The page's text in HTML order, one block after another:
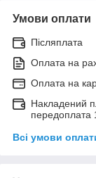
Умови оплати
Післяплата
Оплата на
Оплата на
Накладений
передоплата
Всі умови